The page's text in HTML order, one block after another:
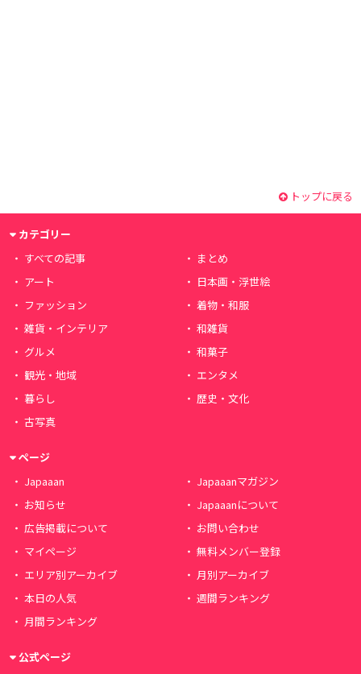
トップに戻る
カテゴリー
すべての記事
まとめ
アート
日本画・浮世絵
ファッション
着物・和服
雑貨・インテリア
和雑貨
グルメ
和菓子
観光・地域
エンタメ
暮らし
歴史・文化
古写真
ページ
Japaaan
Japaaanマガジン
お知らせ
Japaaanについて
広告掲載について
お問い合わせ
マイページ
無料メンバー登録
エリア別アーカイブ
月別アーカイブ
本日の人気
週間ランキング
月間ランキング
公式ページ